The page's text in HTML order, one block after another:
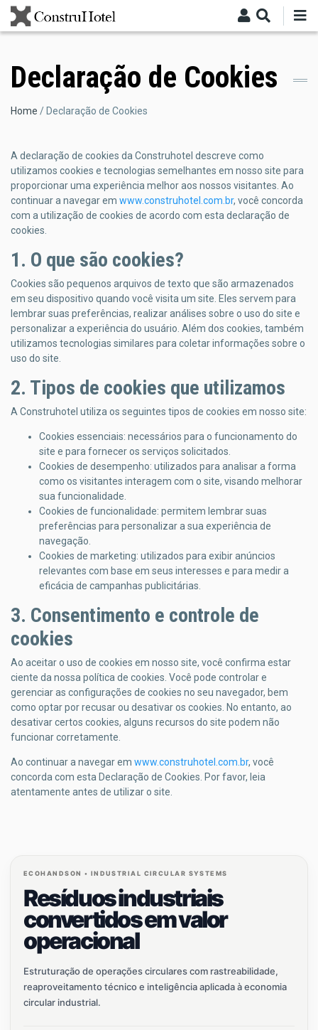
Skip
main
Declaração de Cookies
Breadcrumb
Home Declaração de Cookies
A declaração de cookies da Construhotel descreve como
utilizamos cookies e tecnologias semelhantes em nosso site para
proporcionar uma experiência melhor aos nossos visitantes. Ao
continuar a navegar em www.construhotel.com.br, você concorda
com a utilização de cookies de acordo com esta declaração de
cookies.
1. O que são cookies?
Cookies são pequenos arquivos de texto que são armazenados
em seu dispositivo quando você visita um site. Eles servem para
lembrar suas preferências, realizar análises sobre o uso do site e
personalizar a experiência do usuário. Além dos cookies, também
utilizamos tecnologias similares para coletar informações sobre o
uso do site.
2. Tipos de cookies que utilizamos
A Construhotel utiliza os seguintes tipos de cookies em nosso site:
Cookies essenciais: necessários para o funcionamento do
site e para fornecer os serviços solicitados.
Cookies de desempenho: utilizados para analisar a forma
como os visitantes interagem com o site, visando melhorar
sua funcionalidade.
Cookies de funcionalidade: permitem lembrar suas
preferências para personalizar a sua experiência de
navegação.
Cookies de marketing: utilizados para exibir anúncios
relevantes com base em seus interesses e para medir a
eficácia de campanhas publicitárias.
3. Consentimento e controle de
cookies
Ao aceitar o uso de cookies em nosso site, você confirma estar
ciente da nossa política de cookies. Você pode controlar e
gerenciar as configurações de cookies no seu navegador, bem
como optar por recusar ou desativar os cookies. No entanto, ao
desativar certos cookies, alguns recursos do site podem não
funcionar corretamente.
Ao continuar a navegar em www.construhotel.com.br, você
concorda com esta Declaração de Cookies. Por favor, leia
atentamente antes de utilizar o site.
ECOHANDSON • INDUSTRIAL CIRCULAR SYSTEMS
Resíduos industriais
convertidos em valor
operacional
Estruturação de operações circulares com rastreabilidade,
reaproveitamento técnico e inteligência aplicada à economia
circular industrial.